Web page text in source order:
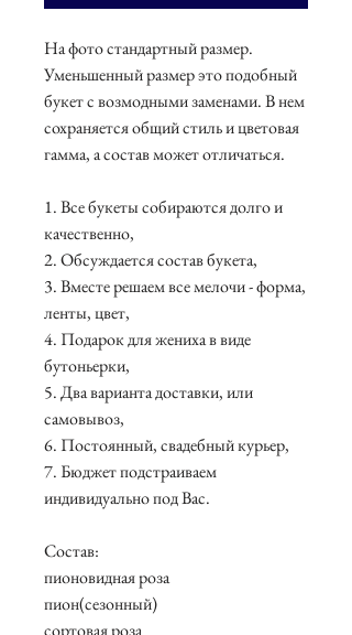
На фото стандартный размер.
Уменьшенный размер это подобный
букет с возмодными заменами. В нем
сохраняется общий стиль и цветовая
гамма, а состав может отличаться.
1. Все букеты собираются долго и
качественно,
2. Обсуждается состав букета,
3. Вместе решаем все мелочи - форма,
ленты, цвет,
4. Подарок для жениха в виде
бутоньерки,
5. Два варианта доставки, или
самовывоз,
6. Постоянный, свадебный курьер,
7. Бюджет подстраиваем
индивидуально под Вас.
Состав:
пионовидная роза
пион(сезонный)
сортовая роза